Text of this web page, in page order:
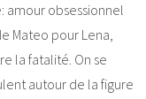
amour obsessionnel
Mateo pour Lena,
la fatalité. On se
autour de la figure